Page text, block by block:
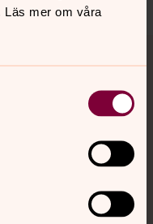
Läs mer om våra